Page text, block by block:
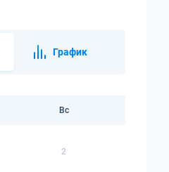
График
Вс
2